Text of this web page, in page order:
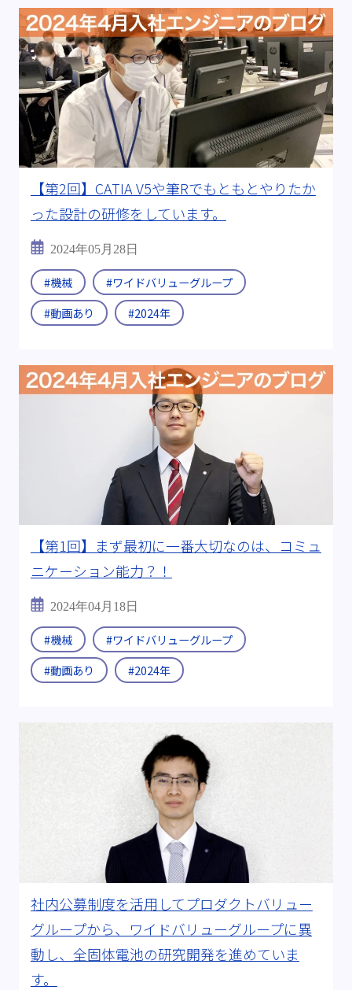
【第2回】CATIA V5や筆Rでもともとやりたか
った設計の研修をしています。
2024年05月28日
#機械
#ワイドバリューグループ
#動画あり
#2024年
【第1回】まず最初に一番大切なのは、コミュ
ニケーション能力？！
2024年04月18日
#機械
#ワイドバリューグループ
#動画あり
#2024年
社内公募制度を活用してプロダクトバリュー
グループから、ワイドバリューグループに異
動し、全固体電池の研究開発を進めていま
す。